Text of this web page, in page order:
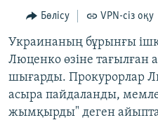
Search
ӘЛЕУМЕТ
ӘЛЕМ
АРНАЙЫ ЖОБАЛАР
Русский
Бөлісу VPN-сіз оқу
Украинаның бұрынғы
Люценко өзіне тағылған
шығарды. Прокурорлар
асыра пайдаланды,
жымқырды" деген